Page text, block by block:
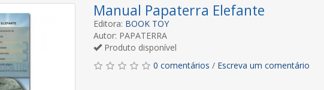
Manual Papaterra Elefante
Editora: BOOK TOY
Autor: PAPATERRA
Produto disponível
0 comentários / Escreva um comentário